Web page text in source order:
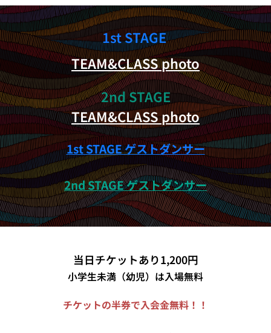
1st STAGE
TEAM&CLASS photo
2nd STAGE
TEAM&CLASS photo
1st STAGE ゲストダンサー
2nd STAGE ゲストダンサー
当日チケットあり1,200円
小学生未満（幼児）は入場無料
チケットの半券で入会金無料！！